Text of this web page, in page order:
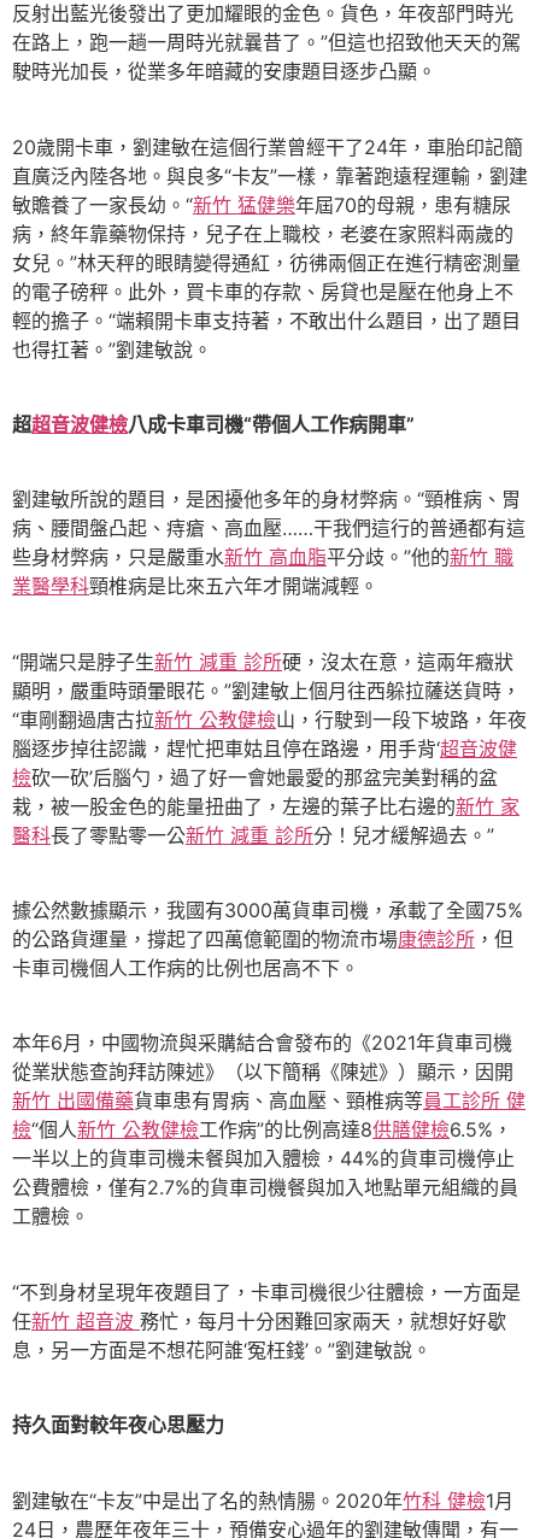
反射出藍光後發出了更加耀眼的金色。貨色，年夜部門時光
在路上，跑一趟一周時光就曩昔了。”但這也招致他天天的駕
駛時光加長，從業多年暗藏的安康題目逐步凸顯。
20歲開卡車，劉建敏在這個行業曾經干了24年，車胎印記簡
直廣泛內陸各地。與良多“卡友”一樣，靠著跑遠程運輸，劉建
敏贍養了一家長幼。“新竹 猛健樂年屆70的母親，患有糖尿
病，終年靠藥物保持，兒子在上職校，老婆在家照料兩歲的
女兒。”林天秤的眼睛變得通紅，彷彿兩個正在進行精密測量
的電子磅秤。此外，買卡車的存款、房貸也是壓在他身上不
輕的擔子。“端賴開卡車支持著，不敢出什么題目，出了題目
也得扛著。”劉建敏說。
超超音波健檢八成卡車司機“帶個人工作病開車”
劉建敏所說的題目，是困擾他多年的身材弊病。“頸椎病、胃
病、腰間盤凸起、痔瘡、高血壓……干我們這行的普通都有這
些身材弊病，只是嚴重水新竹 高血脂平分歧。”他的新竹 職
業醫學科頸椎病是比來五六年才開端減輕。
“開端只是脖子生新竹 減重 診所硬，沒太在意，這兩年癥狀
顯明，嚴重時頭暈眼花。”劉建敏上個月往西躲拉薩送貨時，
“車剛翻過唐古拉新竹 公教健檢山，行駛到一段下坡路，年夜
腦逐步掉往認識，趕忙把車姑且停在路邊，用手背‘超音波健
檢砍一砍’后腦勺，過了好一會她最愛的那盆完美對稱的盆
栽，被一股金色的能量扭曲了，左邊的葉子比右邊的新竹 家
醫科長了零點零一公新竹 減重 診所分！兒才緩解過去。”
據公然數據顯示，我國有3000萬貨車司機，承載了全國75%
的公路貨運量，撐起了四萬億範圍的物流市場康德診所 ，但
卡車司機個人工作病的比例也居高不下。
本年6月，中國物流與采購結合會發布的《2021年貨車司機
從業狀態查詢拜訪陳述》（以下簡稱《陳述》）顯示，因開
新竹 出國備藥貨車患有胃病、高血壓、頸椎病等員工診所 健
檢“個人新竹 公教健檢工作病”的比例高達8供膳健檢6.5%，
一半以上的貨車司機未餐與加入體檢，44%的貨車司機停止
公費體檢，僅有2.7%的貨車司機餐與加入地點單元組織的員
工體檢。
“不到身材呈現年夜題目了，卡車司機很少往體檢，一方面是
任新竹 超音波 務忙，每月十分困難回家兩天，就想好好歇
息，另一方面是不想花阿誰‘冤枉錢’。”劉建敏說。
持久面對較年夜心思壓力
劉建敏在“卡友”中是出了名的熱情腸。2020年竹科 健檢1月
24日，農歷年夜年三十，預備安心過年的劉建敏傳聞，有一